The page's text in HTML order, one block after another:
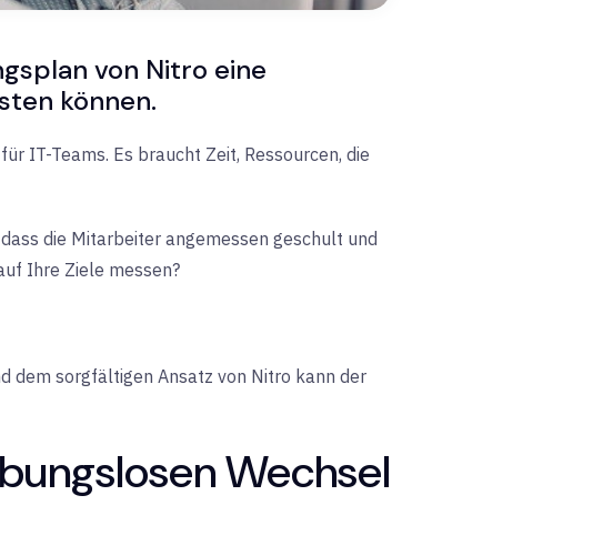
von Nitro eine
können.
IT-Teams. Es braucht Zeit, Ressourcen, die
die Mitarbeiter angemessen geschult und
Ihre Ziele messen?
dem sorgfältigen Ansatz von Nitro kann der
Wechsel